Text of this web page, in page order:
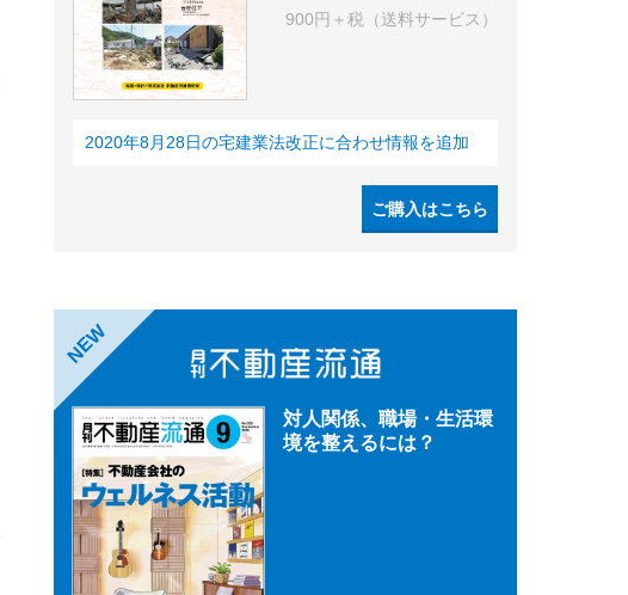
900円＋税（送料サービス）
2020年8月28日の宅建業法改正に合わせ情報を追加
ご購入はこちら
NEW
対人関係、職場・生活環
境を整えるには？